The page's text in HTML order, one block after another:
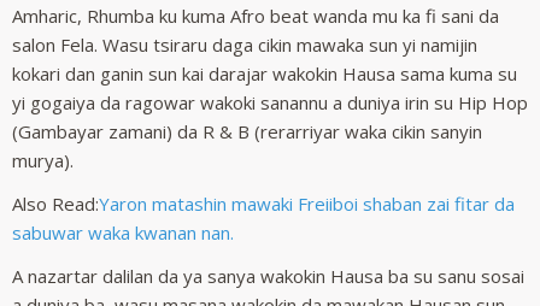
Amharic, Rhumba ku kuma Afro beat wanda mu ka fi sani da
salon Fela. Wasu tsiraru daga cikin mawaka sun yi namijin
kokari dan ganin sun kai darajar wakokin Hausa sama kuma su
yi gogaiya da ragowar wakoki sanannu a duniya irin su Hip Hop
(Gambayar zamani) da R & B (rerarriyar waka cikin sanyin
murya).
Also Read:Yaron matashin mawaki Freiiboi shaban zai fitar da
sabuwar waka kwanan nan.
A nazartar dalilan da ya sanya wakokin Hausa ba su sanu sosai